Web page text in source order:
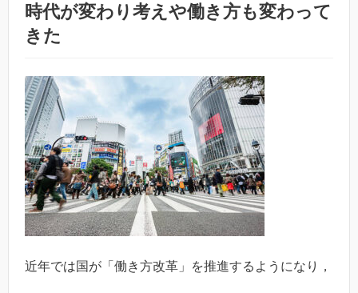
時代が変わり考えや働き方も変わって
きた
近年では国が「働き方改革」を推進するようになり，